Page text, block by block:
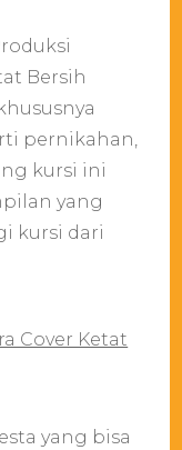
Bersih
pernikahan,
kursi ini
yang
kursi dari
yang bisa